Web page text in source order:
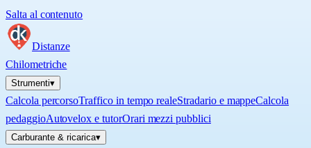
Salta al contenuto
Distanze
Chilometriche
Strumenti▾
Calcola percorsoTraffico in tempo realeStradario e mappeCalcola
pedaggioAutovelox e tutorOrari mezzi pubblici
Carburante & ricarica▾